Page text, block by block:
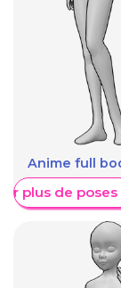
Anime full
plus de poses